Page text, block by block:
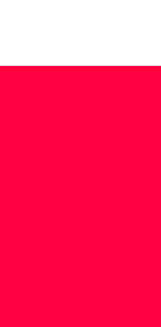
variaban
de
víctima. A